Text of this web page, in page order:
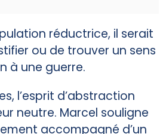
réductrice, il serait
ou de trouver un sens
à une guerre.
l’esprit d’abstraction
neutre. Marcel souligne
accompagné d’un